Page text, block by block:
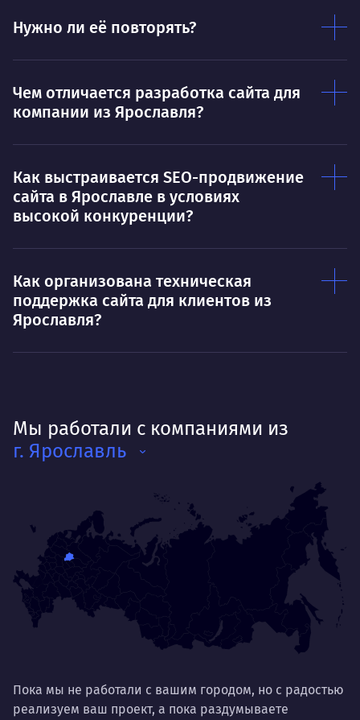
Ты — это то, что ты делаешь. Этим всё
О
Нужно ли её повторять?
Чем отличается разработка сайта для
компании из Ярославля?
Как выстраивается SEO-продвижение
сайта в Ярославле в условиях
высокой конкуренции?
Как организована техническая
поддержка сайта для клиентов из
Ярославля?
Мы работали с компаниями из
г. Ярославль
Пока мы не работали с вашим городом, но с радостью
реализуем ваш проект, а пока раздумываете